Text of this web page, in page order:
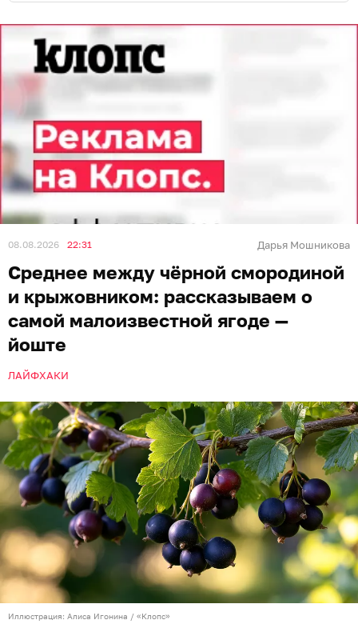
08.08.2026 22:31 Дарья Мошникова
Среднее между чёрной смородиной
и крыжовником: рассказываем о
самой малоизвестной ягоде —
йоште
ЛАЙФХАКИ
Иллюстрация: Алиса Игонина / «Клопс»